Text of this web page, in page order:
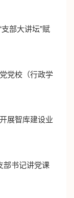
部大讲坛”赋
党校（⾏政学
展智库建设业
部书记讲党课